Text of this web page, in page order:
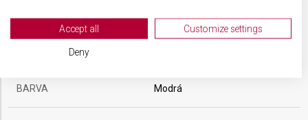
BARVA Modrá
View Partner List (2 IAB Vendors)
We use your data for the following purposes:
Store and/or access information on a device
Use limited data to select advertising
Accept all Customize settings
Deny